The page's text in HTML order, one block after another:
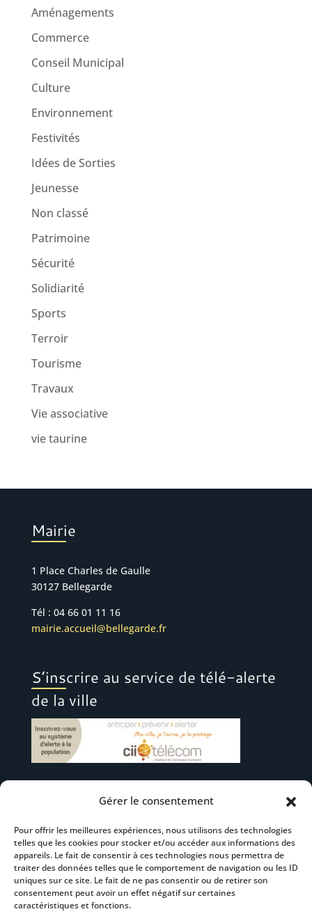
Gérer le consentement
Pour offrir les meilleures expériences, nous utilisons des technologies
telles que les cookies pour stocker et/ou accéder aux informations des
appareils. Le fait de consentir à ces technologies nous permettra de
traiter des données telles que le comportement de navigation ou les ID
uniques sur ce site. Le fait de ne pas consentir ou de retirer son
consentement peut avoir un effet négatif sur certaines
caractéristiques et fonctions.
Aménagements
Commerce
Conseil Municipal
Culture
Environnement
Festivités
Idées de Sorties
Jeunesse
Non classé
Patrimoine
Sécurité
Solidiarité
Sports
Terroir
Tourisme
Travaux
Vie associative
vie taurine
Mairie
1 Place Charles de Gaulle
30127 Bellegarde
Tél : 04 66 01 11 16
mairie.accueil@bellegarde.fr
S’inscrire au service de télé-alerte
de la ville
Suivez-nous
S’abonner à la newsletter